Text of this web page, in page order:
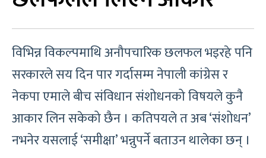
विभिन्न विकल्पमाथि अनौपचारिक छलफल भइरहे पनि
सरकारले सय दिन पार गर्दासम्म नेपाली कांग्रेस र
नेकपा एमाले बीच संविधान संशोधनको विषयले कुनै
आकार लिन सकेको छैन । कतिपयले त अब ‘संशोधन’
नभनेर यसलाई ‘समीक्षा’ भन्नुपर्ने बताउन थालेका छन् ।